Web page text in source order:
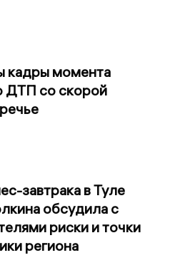
кадры момента
ДТП со скорой
завтрака в Туле
обсудила с
риски и точки
региона